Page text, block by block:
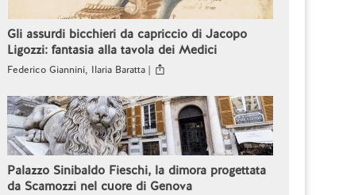
Gli assurdi bicchieri da capriccio di Jacopo
Ligozzi: fantasia alla tavola dei Medici
Federico Giannini, Ilaria Baratta |
Palazzo Sinibaldo Fieschi, la dimora progettata
da Scamozzi nel cuore di Genova